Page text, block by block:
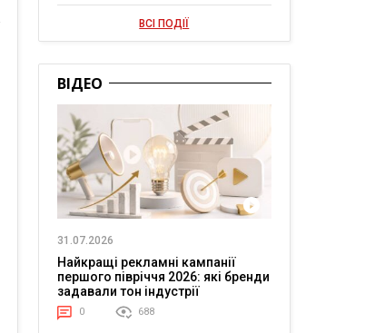
ВСІ ПОДІЇ
ВІДЕО
31.07.2026
Найкращі рекламні кампанії
першого півріччя 2026: які бренди
задавали тон індустрії
0 688